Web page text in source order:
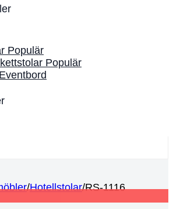
/Hotellstolar/RS-1116